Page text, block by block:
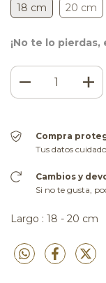
18 cm 20 cm
¡No te lo
Compra
Tus datos
Cambios y
Si no te gusta,
Largo : 18 - 20 cm